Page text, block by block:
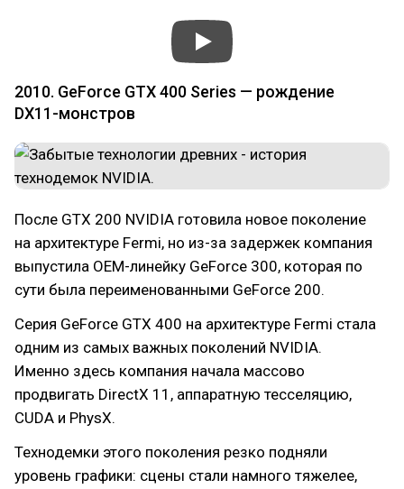
2010. GeForce GTX 400 Series — рождение
DX11-монстров
После GTX 200 NVIDIA готовила новое поколение
на архитектуре Fermi, но из-за задержек компания
выпустила OEM-линейку GeForce 300, которая по
сути была переименованными GeForce 200.
Серия GeForce GTX 400 на архитектуре Fermi стала
одним из самых важных поколений NVIDIA.
Именно здесь компания начала массово
продвигать DirectX 11, аппаратную тесселяцию,
CUDA и PhysX.
Технодемки этого поколения резко подняли
уровень графики: сцены стали намного тяжелее,